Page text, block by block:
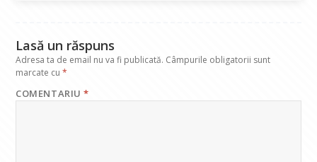
Lasă un răspuns
Adresa ta de email nu va fi publicată. Câmpurile obligatorii sunt
marcate cu*
COMENTARIU*